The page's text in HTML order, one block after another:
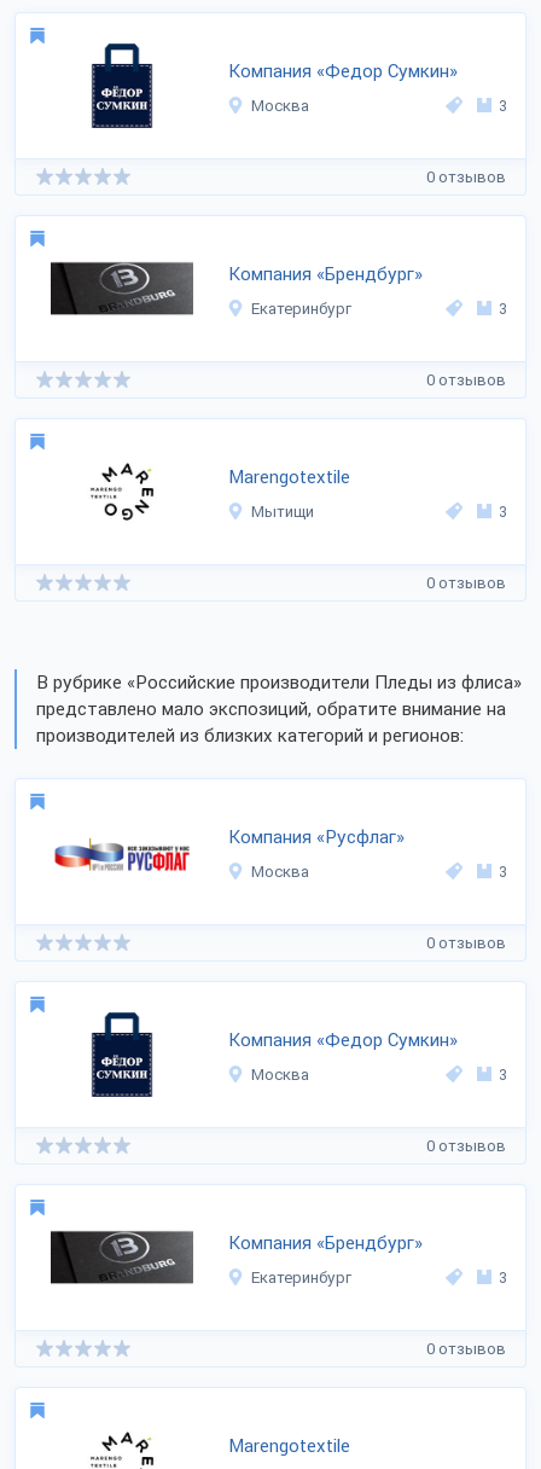
Компания «Федор Сумкин»
Москва 3
0 отзывов
Компания «Брендбург»
Екатеринбург 3
0 отзывов
Marengotextile
Мытищи 3
0 отзывов
В рубрике «Российские производители Пледы из флиса»
представлено мало экспозиций, обратите внимание на
производителей из близких категорий и регионов:
Компания «Русфлаг»
Москва 3
0 отзывов
Компания «Федор Сумкин»
Москва 3
0 отзывов
Компания «Брендбург»
Екатеринбург 3
0 отзывов
Marengotextile